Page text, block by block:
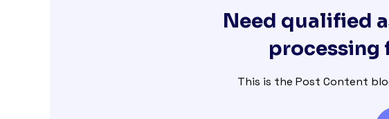
Need qualified
processing
This is the Post Content